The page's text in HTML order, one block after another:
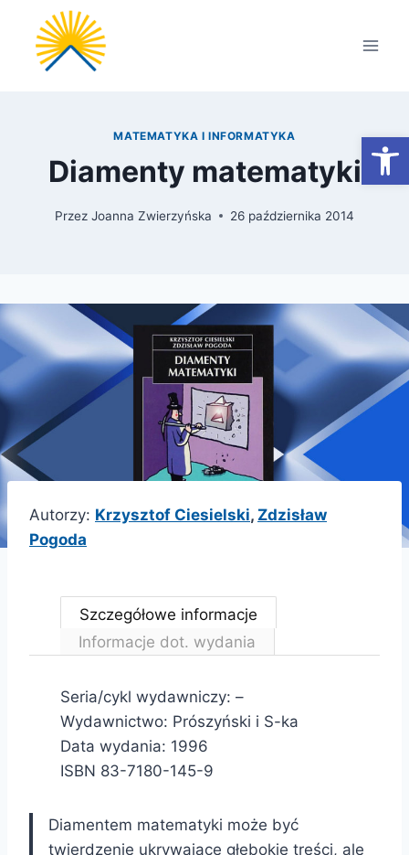
Przejdź
treści
MATEMATYKA I INFORMATYKA
Diamenty matematyki
Przez Joanna Zwierzyńska 26 października 2014
Autorzy: Krzysztof Ciesielski, Zdzisław
Pogoda
Szczegółowe informacje
Informacje dot. wydania
Seria/cykl wydawniczy: –
Wydawnictwo: Prószyński i S-ka
Data wydania: 1996
ISBN 83-7180-145-9
Diamentem matematyki może być
twierdzenie ukrywające głębokie treści, ale